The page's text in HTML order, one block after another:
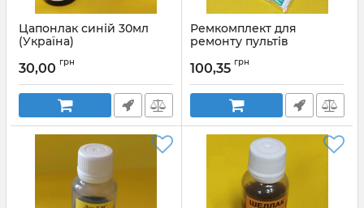
Цапонлак синій 30мл
(Україна)
(Украина)
30,00 грн
Ремкомплект для
ремонту пультів
керування (набір: клей,
прокладки)
AGT-021
100,35 грн